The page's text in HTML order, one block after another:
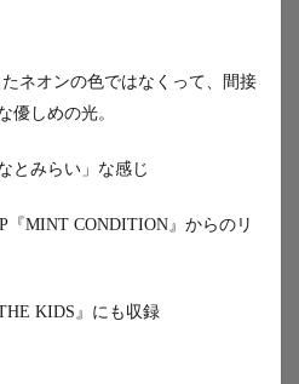
ネオンの色ではなくって、間接
優しめの光。
とみらい」な感じ
『MINT CONDITION』からのリ
KIDS』にも収録